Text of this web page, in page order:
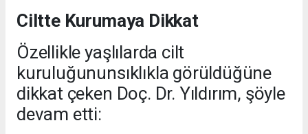
Ciltte Kurumaya Dikkat
Özellikle yaşlılarda cilt
kuruluğununsıklıkla görüldüğüne
dikkat çeken Doç. Dr. Yıldırım, şöyle
devam etti: